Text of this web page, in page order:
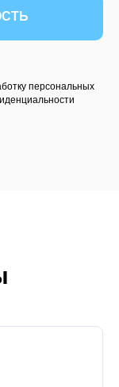
персональных